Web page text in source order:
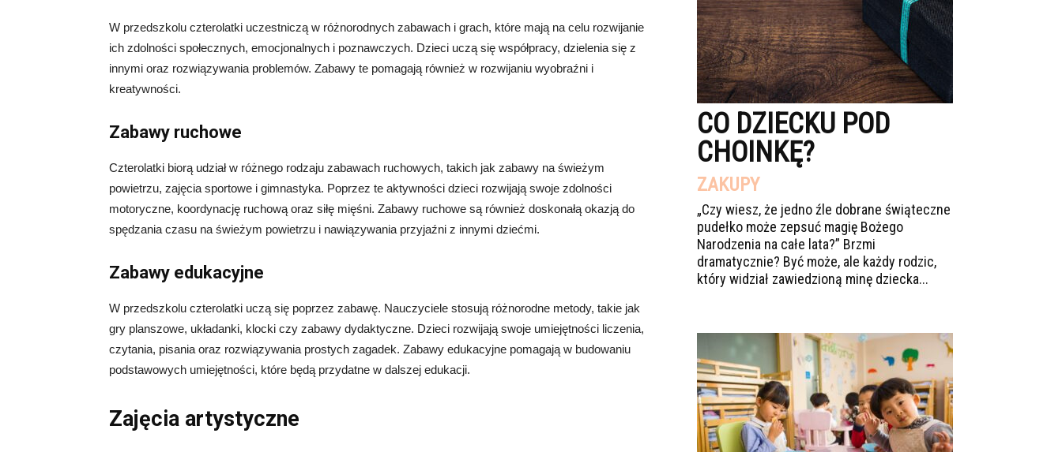
W przedszkolu czterolatki uczestniczą w różnorodnych zabawach i grach, które mają na celu rozwijanie
ich zdolności społecznych, emocjonalnych i poznawczych. Dzieci uczą się współpracy, dzielenia się z
innymi oraz rozwiązywania problemów. Zabawy te pomagają również w rozwijaniu wyobraźni i
kreatywności.
Zabawy ruchowe
Czterolatki biorą udział w różnego rodzaju zabawach ruchowych, takich jak zabawy na świeżym
powietrzu, zajęcia sportowe i gimnastyka. Poprzez te aktywności dzieci rozwijają swoje zdolności
motoryczne, koordynację ruchową oraz siłę mięśni. Zabawy ruchowe są również doskonałą okazją do
spędzania czasu na świeżym powietrzu i nawiązywania przyjaźni z innymi dziećmi.
Zabawy edukacyjne
W przedszkolu czterolatki uczą się poprzez zabawę. Nauczyciele stosują różnorodne metody, takie jak
gry planszowe, układanki, klocki czy zabawy dydaktyczne. Dzieci rozwijają swoje umiejętności liczenia,
czytania, pisania oraz rozwiązywania prostych zagadek. Zabawy edukacyjne pomagają w budowaniu
podstawowych umiejętności, które będą przydatne w dalszej edukacji.
Zajęcia artystyczne
CO DZIECKU POD
CHOINKĘ?
ZAKUPY
„Czy wiesz, że jedno źle dobrane świąteczne
pudełko może zepsuć magię Bożego
Narodzenia na całe lata?” Brzmi
dramatycznie? Być może, ale każdy rodzic,
który widział zawiedzioną minę dziecka...